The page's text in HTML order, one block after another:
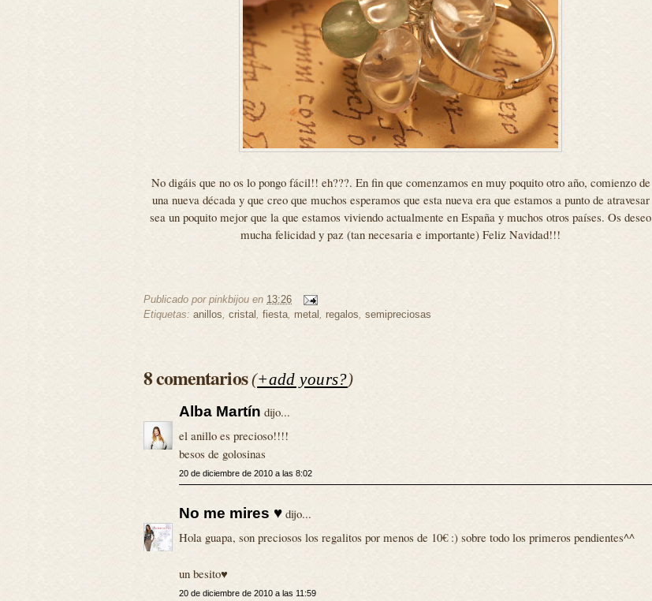
No digáis que no os lo pongo fácil!! eh???. En fin que comenzamos en muy poquito otro año, comienzo de
una nueva década y que creo que muchos esperamos que esta nueva era que estamos a punto de atravesar
sea un poquito mejor que la que estamos viviendo actualmente en España y muchos otros países. Os deseo
mucha felicidad y paz (tan necesaria e importante) Feliz Navidad!!!
Publicado por pinkbijou en 13:26
Etiquetas: anillos cristal fiesta metal regalos semipreciosas
8 comentarios(+add yours?)
Alba Martín dijo...
el anillo es precioso!!!!
besos de golosinas
20 de diciembre de 2010 a las 8:02
No me mires ♥ dijo...
Hola guapa, son preciosos los regalitos por menos de 10€ :) sobre todo los primeros pendientes^^
un besito♥
20 de diciembre de 2010 a las 11:59